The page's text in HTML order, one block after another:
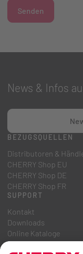
Senden
News & Infos
BEZUGSQUELLEN
Distributoren &
CHERRY Shop EU
CHERRY Shop DE
CHERRY Shop FR
SUPPORT
Kontakt
Downloads
Online Kataloge
FAQ